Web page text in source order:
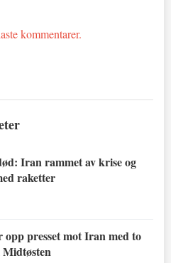
kommentarer.
Iran rammet av krise og
raketter
presset mot Iran med to